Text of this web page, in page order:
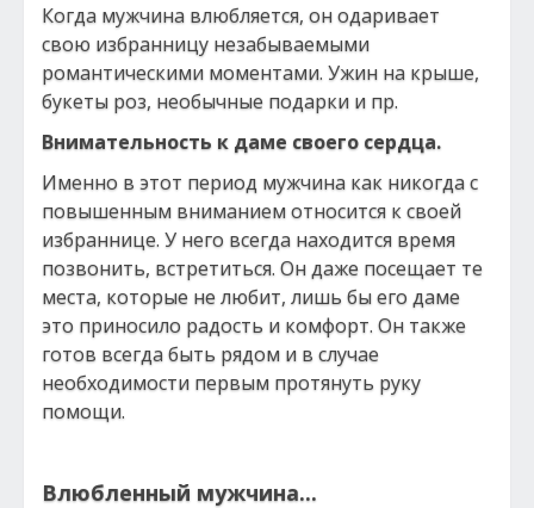
Когда мужчина влюбляется, он одаривает
свою избранницу незабываемыми
романтическими моментами. Ужин на крыше,
букеты роз, необычные подарки и пр.
Внимательность к даме своего сердца.
Именно в этот период мужчина как никогда с
повышенным вниманием относится к своей
избраннице. У него всегда находится время
позвонить, встретиться. Он даже посещает те
места, которые не любит, лишь бы его даме
это приносило радость и комфорт. Он также
готов всегда быть рядом и в случае
необходимости первым протянуть руку
помощи.
Влюбленный мужчина...